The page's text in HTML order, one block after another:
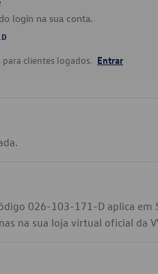
login na sua conta.
clientes logados. Entrar
026-103-171-D aplica em
na sua loja virtual oficial da